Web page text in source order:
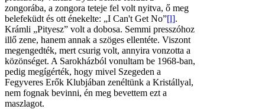
zongorába, a zongora teteje fel volt nyitva, ő meg
belefeküdt és ott énekelte: „I Can't Get No”[l].
Krámli „Pityesz” volt a dobosa. Semmi presszóhoz
illő zene, hanem annak a szöges ellentéte. Viszont
megengedték, mert csurig volt, annyira vonzotta a
közönséget. A Sarokházból vonultam be 1968-ban,
pedig megígérték, hogy mivel Szegeden a
Fegyveres Erők Klubjában zenéltünk a Kristállyal,
nem fognak bevinni, én meg bevettem ezt a
maszlagot.